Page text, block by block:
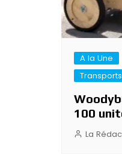
A la Une
100
La